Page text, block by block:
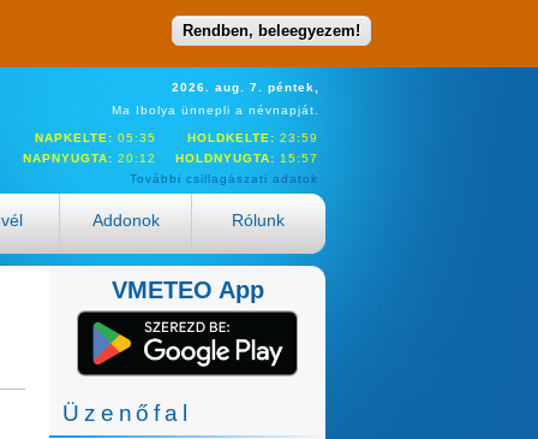
Rendben, beleegyezem!
2026. aug. 7. péntek,
Ma Ibolya ünnepli a névnapját.
NAPKELTE: 05:35 HOLDKELTE: 23:59
NAPNYUGTA: 20:12 HOLDNYUGTA: 15:57
További csillagászati adatok
Addonok Rólunk
VMETEO App
Üzenőfal